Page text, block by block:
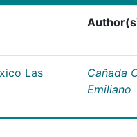
Las
Cañada
Emiliano